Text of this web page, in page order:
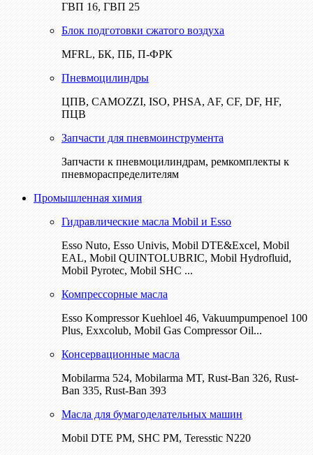
ГВП 16, ГВП 25
Блок подготовки сжатого воздуха
MFRL, БК, ПБ, П-ФРК
Пневмоцилиндры
ЦПВ, CAMOZZI, ISO, PHSA, AF, CF, DF, HF,
ПЦВ
Запчасти для пневмоинструмента
Запчасти к пневмоцилиндрам, ремкомплекты к
пневмораспределителям
Промышленная химия
Гидравлические масла Mobil и Esso
Esso Nuto, Esso Univis, Mobil DTE&Excel, Mobil
EAL, Mobil QUINTOLUBRIC, Mobil Hydrofluid,
Mobil Pyrotec, Mobil SHC ...
Компрессорные масла
Esso Kompressor Kuehloel 46, Vakuumpumpenoel 100
Plus, Exxcolub, Mobil Gas Compressor Oil...
Консервационные масла
Mobilarma 524, Mobilarma MT, Rust-Ban 326, Rust-
Ban 335, Rust-Ban 393
Масла для бумагоделательных машин
Mobil DTE РМ, SHC PM, Teresstic N220